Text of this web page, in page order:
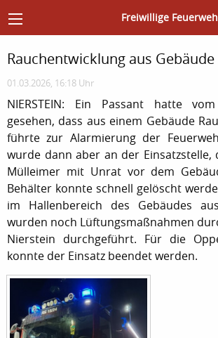
Freiwillige
Rauchentwicklung aus Gebäude
01.03.2026, 16:18 Uhr
NIERSTEIN: Ein Passant hatte
gesehen, dass aus einem Gebäude
führte zur Alarmierung der
wurde dann aber an der Einsatzstelle,
Mülleimer mit Unrat vor dem
Behälter konnte schnell gelöscht
im Hallenbereich des Gebäudes
wurden noch Lüftungsmaßnahmen
Nierstein durchgeführt. Für die
konnte der Einsatz beendet werden.